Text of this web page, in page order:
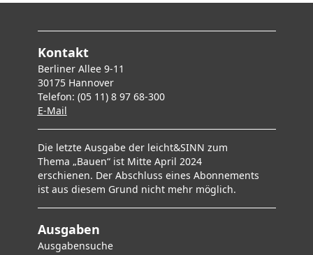
Kontakt
Berliner Allee 9-11
30175 Hannover
Telefon: (05 11) 8 97 68-300
E-Mail
Die letzte Ausgabe der leicht&SINN zum
Thema „Bauen“ ist Mitte April 2024
erschienen. Der Abschluss eines Abonnements
ist aus diesem Grund nicht mehr möglich.
Ausgaben
Ausgabensuche